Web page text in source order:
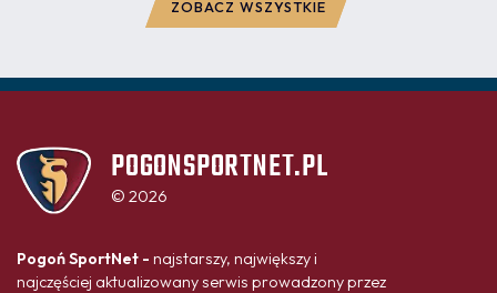
ZOBACZ WSZYSTKIE
POGONSPORTNET.PL
© 2026
Pogoń SportNet - najstarszy, największy i
najczęściej aktualizowany serwis prowadzony przez